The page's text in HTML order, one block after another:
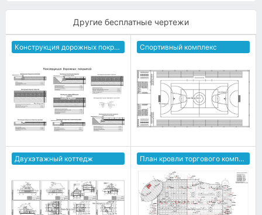
Другие бесплатные чертежи
Конструкция дорожных покрытий Спортивный комплекс
Двухэтажный коттедж План кровли торгового комплекса